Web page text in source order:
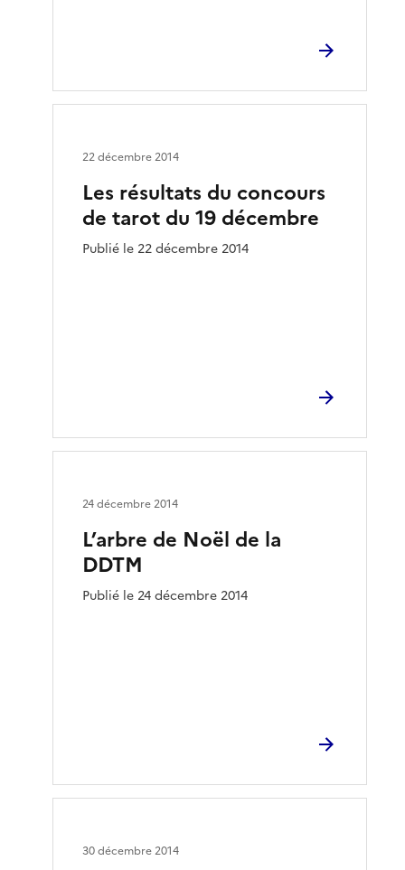
Les résultats du concours
de tarot du 19 décembre
Publié le 22 décembre 2014
22 décembre 2014
L’arbre de Noël de la
DDTM
Publié le 24 décembre 2014
24 décembre 2014
30 décembre 2014